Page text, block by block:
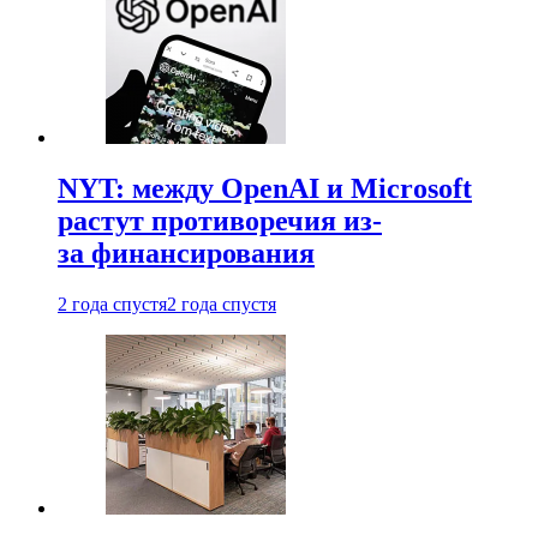
NYT: между OpenAI и Microsoft
растут противоречия из-
за финансирования
2 года спустя2 года спустя